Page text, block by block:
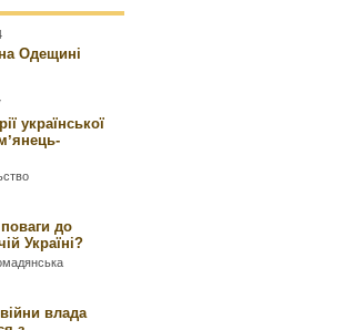
Одещині
української
до
Україні?
влада